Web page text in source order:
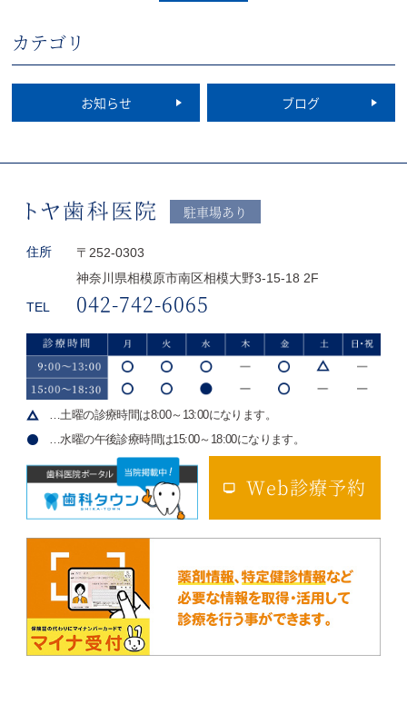
カテゴリ
お知らせ ブログ
駐車場あり
住所
〒252-0303
神奈川県相模原市南区相模大野3-15-18 2F
TEL
042-742-6065
…土曜の診療時間は8:00～13:00になります。
…水曜の午後診療時間は15:00～18:00になります。
Web診療予約